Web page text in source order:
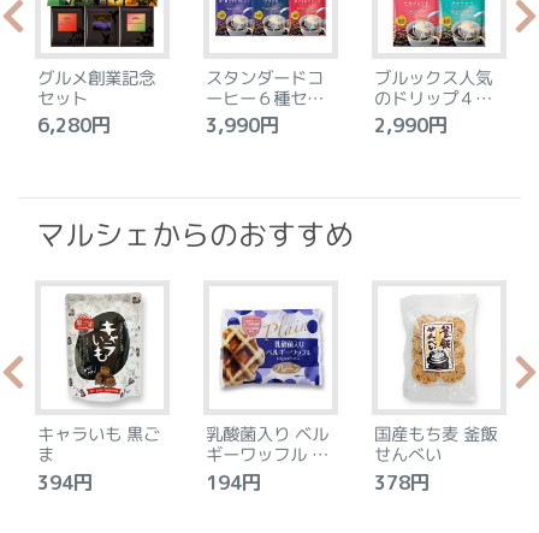
グルメ創業記念
セット
6,280円
スタンダードコ
ーヒー６種セッ
ト
3,990円
ブルックス人気
のドリップ４種
セット
2,990円
マルシェからのおすすめ
キャラいも 黒ご
ま
394円
乳酸菌入り ベル
ギーワッフル プ
レーン
194円
国産もち麦 釜飯
せんべい
378円